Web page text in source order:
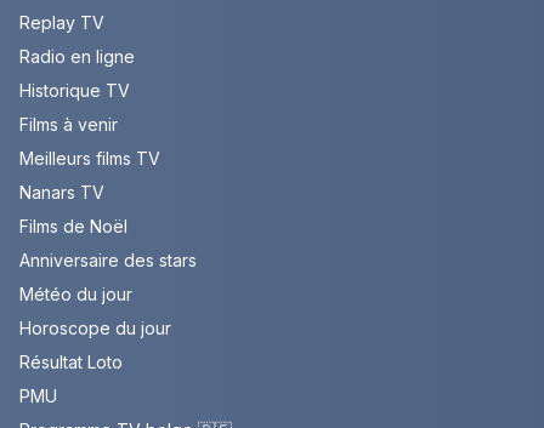
Replay TV
Radio en ligne
Historique TV
Films à venir
Meilleurs films TV
Nanars TV
Films de Noël
Anniversaire des stars
Météo du jour
Horoscope du jour
Résultat Loto
PMU